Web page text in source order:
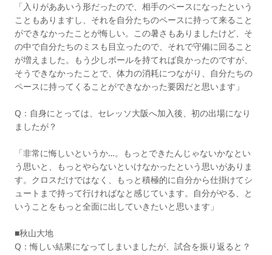
「入りがああいう形だったので、相手のペースになったという
こともありますし、それを自分たちのペースに持って来ること
ができなかったことが悔しい。この暑さもありましたけど、そ
の中で自分たちのミスも目立ったので、それで守備に回ること
が増えました。もう少しボールを持てれば良かったのですが、
そうできなかったことで、体力の消耗につながり、自分たちの
ペースに持ってくることができなかった要因だと思います」
Q：自身にとっては、セレッソ大阪へ加入後、初の出場になり
ましたが？
「非常に悔しいというか…。もっとできたんじゃないかなとい
う思いと、もっとやらないといけなかったという思いがありま
す。クロスだけではなく、もっと積極的に自分から仕掛けてシ
ュートまで持って行ければなと感じています。自分がやる、と
いうことをもっと全面に出していきたいと思います」
■秋山大地
Q：悔しい結果になってしまいましたが、試合を振り返ると？